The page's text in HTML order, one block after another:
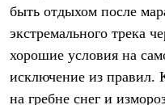
Штормовая одежда
Куртки
Софтшелл одежда
Куртки
Брюки
быть отдыхом после
экстремального трека
хорошие условия на
исключение из правил.
на гребне снег и